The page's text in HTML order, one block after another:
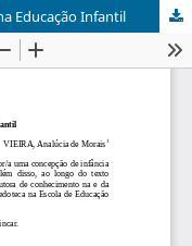
Educação Infantil